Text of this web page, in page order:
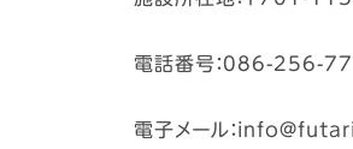
電話番号：086-256-
電子メール：